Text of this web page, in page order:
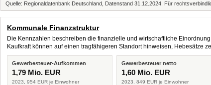
Quelle: Regionaldatenbank Deutschland, Datenstand 31.12.2024. Für
Kommunale Finanzstruktur
Die Kennzahlen beschreiben die finanzielle und wirtschaftliche
Kaufkraft können auf einen tragfähigeren Standort hinweisen, Hebesätze
Gewerbesteuer-Aufkommen
1,79 Mio. EUR
2023, 954 EUR je Einwohner
Gewerbesteuer netto
1,60 Mio. EUR
2023, 849 EUR je Einwohner